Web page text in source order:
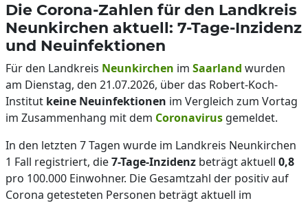
Die Corona-Zahlen für den Landkreis
Neunkirchen aktuell: 7-Tage-Inzidenz
und Neuinfektionen
Für den Landkreis Neunkirchen im Saarland wurden
am Dienstag, den 21.07.2026, über das Robert-Koch-
Institut keine Neuinfektionen im Vergleich zum Vortag
im Zusammenhang mit dem Coronavirus gemeldet.
In den letzten 7 Tagen wurde im Landkreis Neunkirchen
1 Fall registriert, die7-Tage-Inzidenz beträgt aktuell 0,8
pro 100.000 Einwohner. Die Gesamtzahl der positiv auf
Corona getesteten Personen beträgt aktuell im